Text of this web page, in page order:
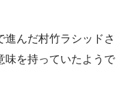
進んだ村竹ラシッドさ
味を持っていたようで